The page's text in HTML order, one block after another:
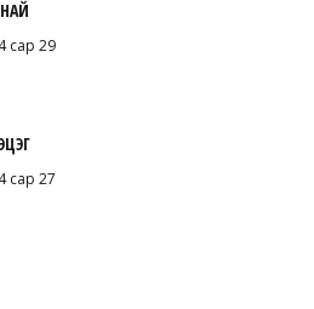
сар 29
сар 27